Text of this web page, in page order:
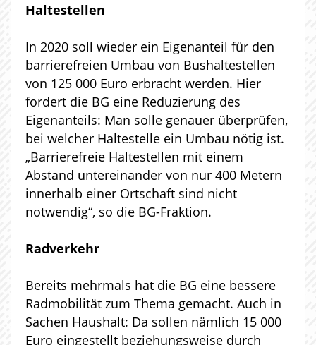
Haltestellen
In 2020 soll wieder ein Eigenanteil für den
barrierefreien Umbau von Bushaltestellen
von 125 000 Euro erbracht werden. Hier
fordert die BG eine Reduzierung des
Eigenanteils: Man solle genauer überprüfen,
bei welcher Haltestelle ein Umbau nötig ist.
„Barrierefreie Haltestellen mit einem
Abstand untereinander von nur 400 Metern
innerhalb einer Ortschaft sind nicht
notwendig“, so die BG-Fraktion.
Radverkehr
Bereits mehrmals hat die BG eine bessere
Radmobilität zum Thema gemacht. Auch in
Sachen Haushalt: Da sollen nämlich 15 000
Euro eingestellt beziehungsweise durch